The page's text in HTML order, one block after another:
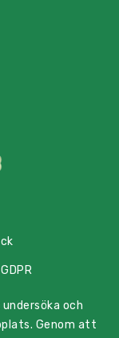
och
Genom att